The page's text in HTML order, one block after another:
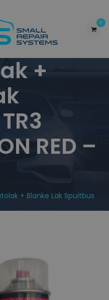
0
+
RED –
+ Blanke Lak Spuitbus